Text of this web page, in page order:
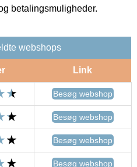
betalingsmuligheder.
webshops
Link
Besøg webshop
Besøg webshop
Besøg webshop
Besøg webshop